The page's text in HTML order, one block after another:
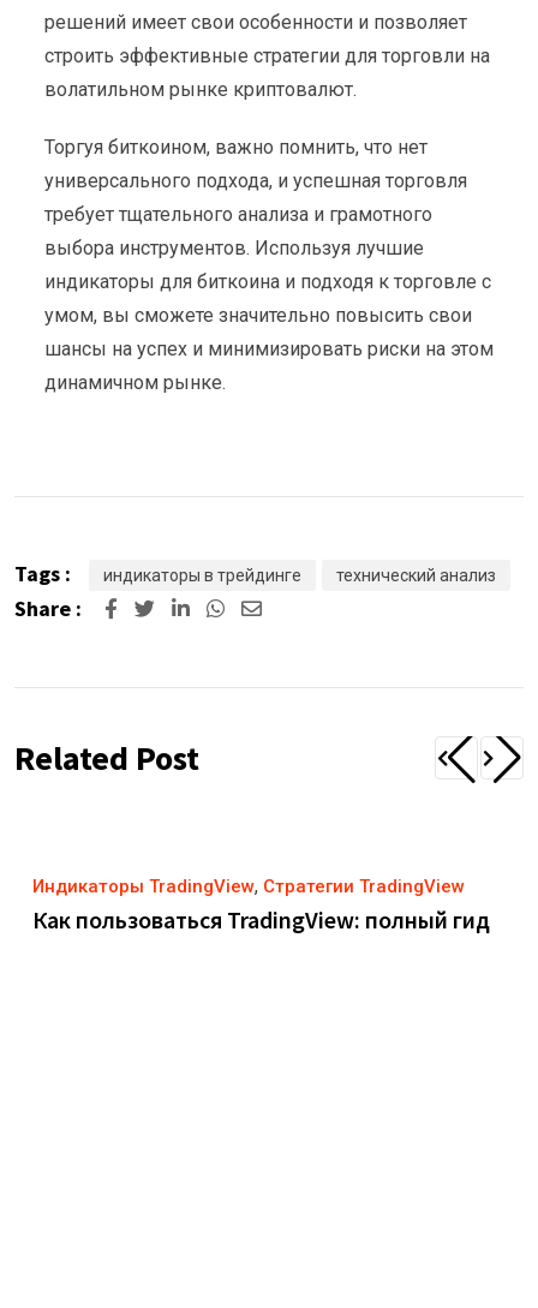
решений имеет свои особенности и позволяет
строить эффективные стратегии для торговли на
волатильном рынке криптовалют.
Торгуя биткоином, важно помнить, что нет
универсального подхода, и успешная торговля
требует тщательного анализа и грамотного
выбора инструментов. Используя лучшие
индикаторы для биткоина и подходя к торговле с
умом, вы сможете значительно повысить свои
шансы на успех и минимизировать риски на этом
динамичном рынке.
Tags : индикаторы в трейдинге технический анализ
Share :
Related Post
Индикаторы TradingView, Стратегии TradingView
Как пользоваться TradingView: полный гид